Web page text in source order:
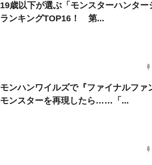
19歳以下が選ぶ「モンスターハンタ
ランキングTOP16！ 第...
モンハンワイルズで『ファイナルファ
モンスターを再現したら……「...